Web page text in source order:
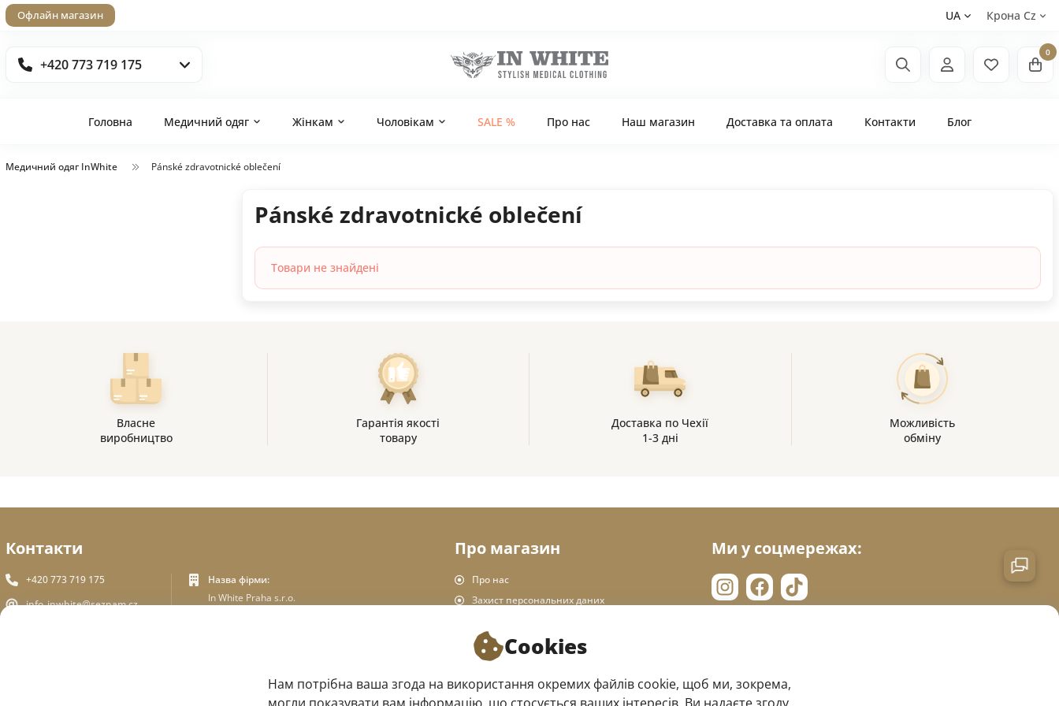
Офлайн магазин UA Крона Сz
+420 773 719 175
0
Головна Медичний одяг Жінкам Чоловікам SALE % Про нас Наш магазин Доставка та оплата Контакти Блог
Медичний одяг InWhite Pánské zdravotnické oblečení
Pánské zdravotnické oblečení
Товари не знайдені
Власне
виробництво
Гарантія якості
товару
Доставка по Чехії
1-3 дні
Можливість
обміну
Контакти
+420 773 719 175
info_inwhite@seznam.cz
Назва фірми:
In White Praha s.r.o.
ICO - 180 01 581
DIC: CZ18001581
Про магазин
Про нас
Захист персональних даних
Доставка та оплата
Повернення товару
Офлайн магазин
Ми у соцмережах:
Cookies
Нам потрібна ваша згода на використання окремих файлів cookie, щоб ми, зокрема,